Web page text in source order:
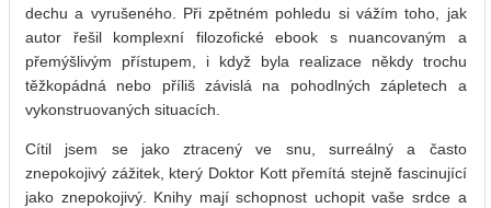
dechu a vyrušeného. Při zpětném pohledu si vážím toho, jak
autor řešil komplexní filozofické ebook s nuancovaným a
přemýšlivým přístupem, i když byla realizace někdy trochu
těžkopádná nebo příliš závislá na pohodlných zápletech a
vykonstruovaných situacích.
Cítil jsem se jako ztracený ve snu, surreálný a často
znepokojivý zážitek, který Doktor Kott přemítá stejně fascinující
jako znepokojivý. Knihy mají schopnost uchopit vaše srdce a